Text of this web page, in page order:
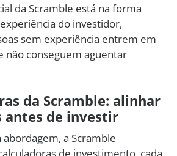
da Scramble está na forma
do investidor,
sem experiência entrem em
não conseguem aguentar
da Scramble: alinhar
antes de investir
a Scramble
de investimento, cada